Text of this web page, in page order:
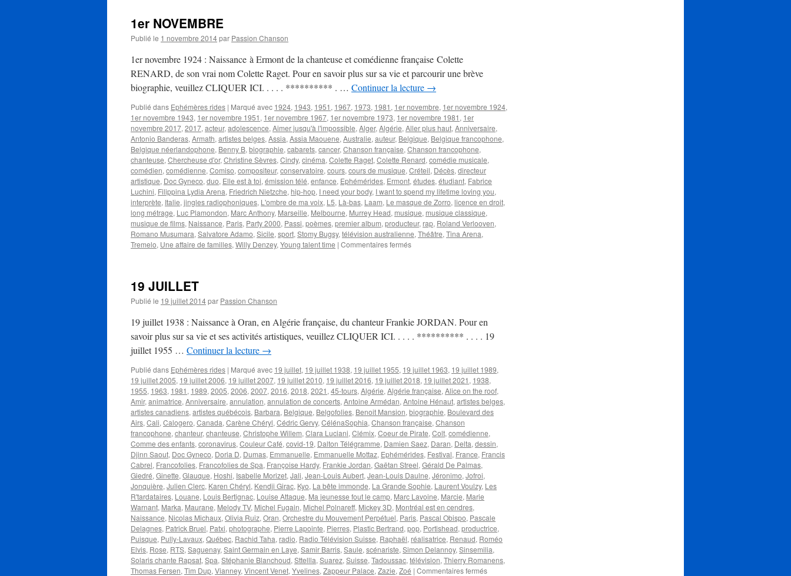
1er NOVEMBRE
Publié le 1 novembre 2014par Passion Chanson
1er novembre 1924 : Naissance à Ermont de la chanteuse et comédienne française Colette
RENARD, de son vrai nom Colette Raget. Pour en savoir plus sur sa vie et parcourir une brève
biographie, veuillez CLIQUER ICI. . . . . ********** . … Continuer la lecture →
Publié dans Ephémères rides | Marqué avec 1924, 1943, 1951 , 1967, 1973, 1981 , 1er novembre, 1er novembre 1924,
1er novembre 1943, 1er novembre 1951 , 1er novembre 1967, 1er novembre 1973, 1er novembre 1981 , 1er
novembre 2017, 2017, acteur, adolescence, Aimer jusqu'à l'impossible, Alger, Algérie, Aller plus haut, Anniversaire,
Antonio Banderas, Armath, artistes belges, Assia, Assia Maouene, Australie, auteur, Belgique, Belgique francophone,
Belgique néerlandophone, Benny B, biographie, cabarets, cancer, Chanson française, Chanson francophone,
chanteuse, Chercheuse d'or, Christine Sèvres, Cindy, cinéma, Colette Raget, Colette Renard, comédie musicale,
comédien, comédienne, Comiso, compositeur, conservatoire, cours, cours de musique, Créteil, Décès, directeur
artistique, Doc Gyneco, duo, Elle est à toi, émission télé, enfance, Ephémérides, Ermont, études, étudiant, Fabrice
Luchini, Filippina Lydia Arena, Friedrich Nietzche, hip-hop, I need your body, I want to spend my lifetime loving you,
interprète, Italie, jingles radiophoniques, L'ombre de ma voix, L5, Là-bas, Laam, Le masque de Zorro, licence en droit,
long métrage, Luc Plamondon, Marc Anthony, Marseille, Melbourne, Murrey Head, musique, musique classique,
musique de films, Naissance, Paris, Party 2000, Passi, poèmes, premier album, producteur, rap, Roland Verlooven,
Romano Musumara, Salvatore Adamo, Sicile, sport, Stomy Bugsy, télévision australienne, Théâtre, Tina Arena,
Tremelo, Une affaire de familles, Willy Denzey, Young talent time | Commentaires ferméssur
19 JUILLET
Publié le 19 juillet 2014par Passion Chanson
19 juillet 1938 : Naissance à Oran, en Algérie française, du chanteur Frankie JORDAN. Pour en
savoir plus sur sa vie et ses activités artistiques, veuillez CLIQUER ICI. . . . . ********** . . . . 19
juillet 1955 … Continuer la lecture →
Publié dans Ephémères rides | Marqué avec 19 juillet, 19 juillet 1938, 19 juillet 1955, 19 juillet 1963, 19 juillet 1989,
19 juillet 2005, 19 juillet 2006, 19 juillet 2007, 19 juillet 2010, 19 juillet 2016, 19 juillet 2018, 19 juillet 2021 , 1938,
1955, 1963, 1981 , 1989, 2005, 2006, 2007, 2016, 2018, 2021 , 45-tours, Algérie, Algérie française, Alice on the roof,
Amir, animatrice, Anniversaire, annulation, annulation de concerts, Antoine Armédan, Antoine Hénaut, artistes belges,
artistes canadiens, artistes québécois, Barbara, Belgique, Belgofolies, Benoit Mansion, biographie, Boulevard des
Airs, Cali, Calogero, Canada, Carène Chéryl, Cédric Gervy, CélénaSophia, Chanson française, Chanson
francophone, chanteur, chanteuse, Christophe Willem, Clara Luciani, Clémix, Coeur de Pirate, Colt, comédienne,
Comme des enfants, coronavirus, Couleur Café, covid-19, Dalton Télégramme, Damien Saez, Daran, Delta, dessin,
Djinn Saout, Doc Gyneco, Doria D, Dumas, Emmanuelle, Emmanuelle Mottaz, Ephémérides, Festival, France, Francis
Cabrel, Francofolies, Francofolies de Spa, Françoise Hardy, Frankie Jordan, Gaëtan Streel, Gérald De Palmas,
Giedré, Ginette, Glauque, Hoshi, Isabelle Morizet, Jali, Jean-Louis Aubert, Jean-Louis Daulne, Jéronimo, Jofroi,
Jonquière, Julien Clerc, Karen Chéryl, Kendji Girac, Kyo, La bête immonde, La Grande Sophie, Laurent Voulzy, Les
R'tardataires, Louane, Louis Bertignac, Louise Attaque, Ma jeunesse fout le camp, Marc Lavoine, Marcie, Marie
Warnant, Marka, Maurane, Melody TV, Michel Fugain, Michel Polnareff, Mickey 3D, Montréal est en cendres,
Naissance, Nicolas Michaux, Olivia Ruiz, Oran, Orchestre du Mouvement Perpétuel, Paris, Pascal Obispo, Pascale
Delagnes, Patrick Bruel, Patxi, photographe, Pierre Lapointe, Pierres, Plastic Bertrand, pop, Portishead, productrice,
Puisque, Pully-Lavaux, Québec, Rachid Taha, radio, Radio Télévision Suisse, Raphaël, réalisatrice, Renaud, Roméo
Elvis, Rose, RTS, Saguenay, Saint Germain en Laye, Samir Barris, Saule, scénariste, Simon Delannoy, Sinsemilia,
Solaris chante Rapsat, Spa, Stéphanie Blanchoud, Sttellla, Suarez, Suisse, Tadoussac, télévision, Thierry Romanens,
Thomas Fersen, Tim Dup, Vianney, Vincent Venet, Yvelines, Zappeur Palace, Zazie, Zoé | Commentaires ferméssur